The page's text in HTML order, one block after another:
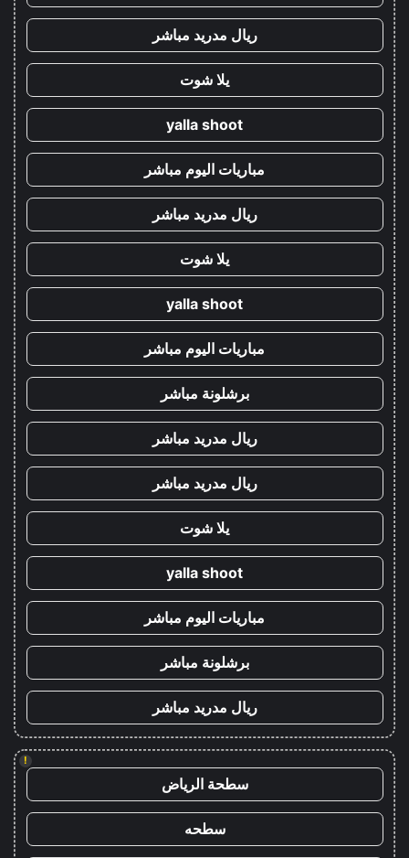
ريال مدريد مباشر
يلا شوت
yalla shoot
مباريات اليوم مباشر
ريال مدريد مباشر
يلا شوت
yalla shoot
مباريات اليوم مباشر
برشلونة مباشر
ريال مدريد مباشر
ريال مدريد مباشر
يلا شوت
yalla shoot
مباريات اليوم مباشر
برشلونة مباشر
ريال مدريد مباشر
!
سطحة الرياض
سطحه